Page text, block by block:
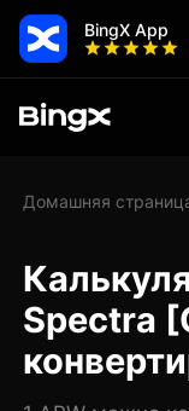
BingX App
Домашняя
Spectra